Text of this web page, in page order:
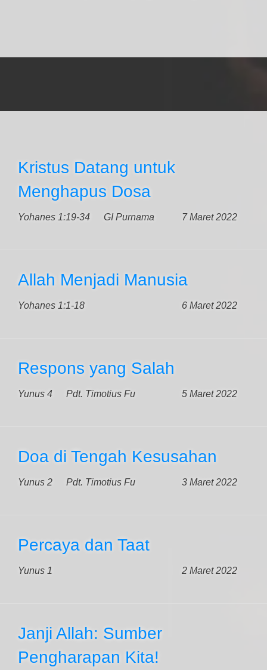
Kristus Datang untuk
Menghapus Dosa
Yohanes 1:19-34 7 Maret 2022
GI Purnama
Allah Menjadi Manusia
Yohanes 1:1-18 6 Maret 2022
Respons yang Salah
Yunus 4 5 Maret 2022
Pdt. Timotius Fu
Doa di Tengah Kesusahan
Yunus 2 3 Maret 2022
Pdt. Timotius Fu
Percaya dan Taat
Yunus 1 2 Maret 2022
Janji Allah: Sumber
Pengharapan Kita!